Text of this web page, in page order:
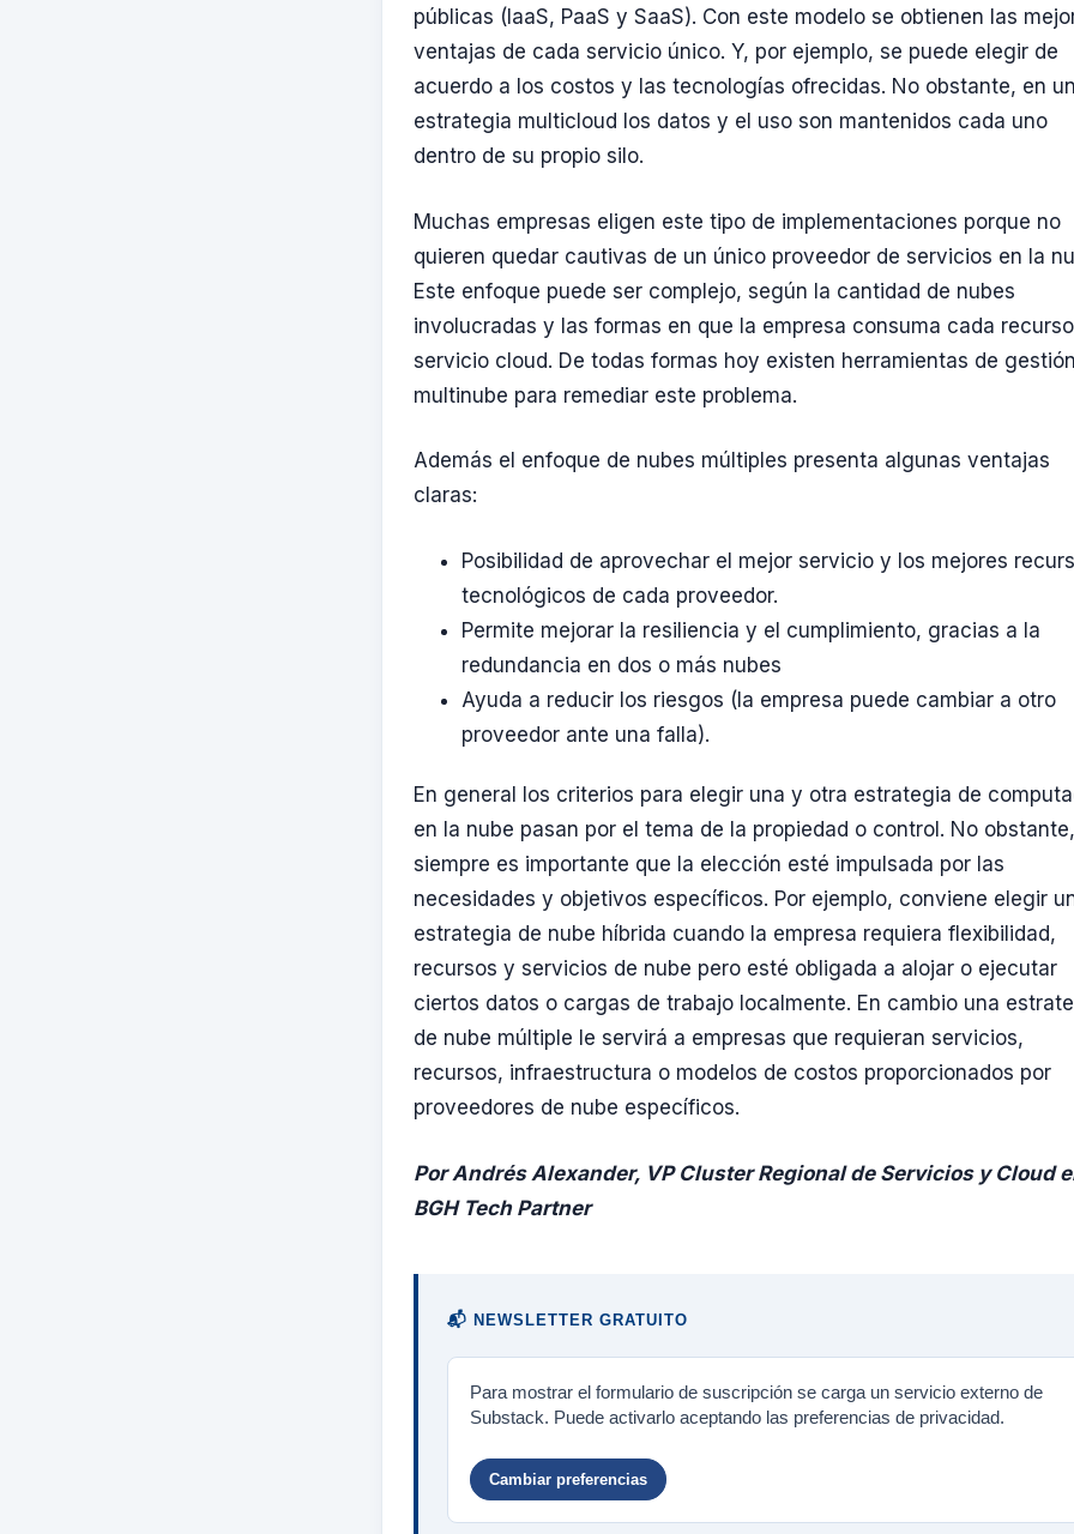
públicas (IaaS, PaaS y SaaS). Con este modelo se obtienen las
ventajas de cada servicio único. Y, por ejemplo, se puede elegir de
acuerdo a los costos y las tecnologías ofrecidas. No obstante, en
estrategia multicloud los datos y el uso son mantenidos cada uno
dentro de su propio silo.
Muchas empresas eligen este tipo de implementaciones porque no
quieren quedar cautivas de un único proveedor de servicios en la
Este enfoque puede ser complejo, según la cantidad de nubes
involucradas y las formas en que la empresa consuma cada
servicio cloud. De todas formas hoy existen herramientas de gestión
multinube para remediar este problema.
Además el enfoque de nubes múltiples presenta algunas ventajas
claras:
Posibilidad de aprovechar el mejor servicio y los mejores
tecnológicos de cada proveedor.
Permite mejorar la resiliencia y el cumplimiento, gracias a la
redundancia en dos o más nubes
Ayuda a reducir los riesgos (la empresa puede cambiar a otro
proveedor ante una falla).
En general los criterios para elegir una y otra estrategia de
en la nube pasan por el tema de la propiedad o control. No obstante,
siempre es importante que la elección esté impulsada por las
necesidades y objetivos específicos. Por ejemplo, conviene elegir
estrategia de nube híbrida cuando la empresa requiera flexibilidad,
recursos y servicios de nube pero esté obligada a alojar o ejecutar
ciertos datos o cargas de trabajo localmente. En cambio una
de nube múltiple le servirá a empresas que requieran servicios,
recursos, infraestructura o modelos de costos proporcionados por
proveedores de nube específicos.
Por Andrés Alexander, VP Cluster Regional de Servicios y Cloud
BGH Tech Partner
📬 NEWSLETTER GRATUITO
Para mostrar el formulario de suscripción se carga un servicio externo de
Substack. Puede activarlo aceptando las preferencias de privacidad.
Cambiar preferencias